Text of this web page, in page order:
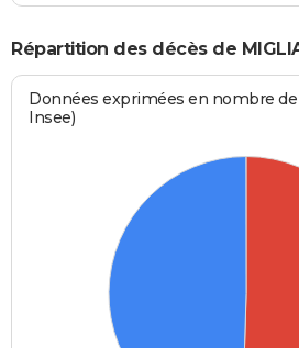
Répartition des décès de
Données exprimées en nombre de
Insee)